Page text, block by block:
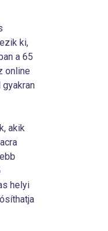
ki,
a 65
online
akik
helyi